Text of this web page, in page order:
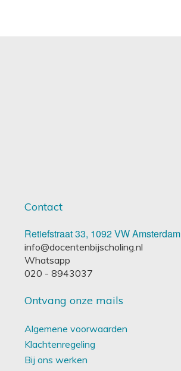
Contact
Retiefstraat 33, 1092 VW Amsterdam
info@docentenbijscholing.nl
Whatsapp
020 - 8943037
Ontvang onze mails
Algemene voorwaarden
Klachtenregeling
Bij ons werken